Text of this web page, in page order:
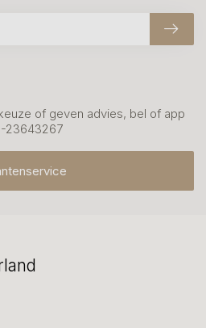
of geven advies, bel of app
23643267